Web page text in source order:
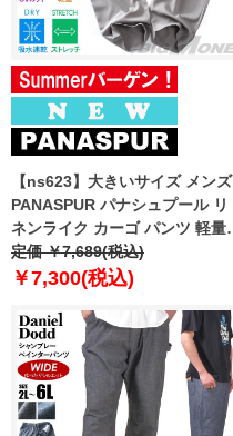
【ns623】大きいサイズ メンズ
PANASPUR パナシュプール リ
ネンライク カーゴ パンツ 軽量
吸水速乾 UVカット 春夏新作
6402-704zs
定価 ￥7,689(税込)
￥7,300(税込)